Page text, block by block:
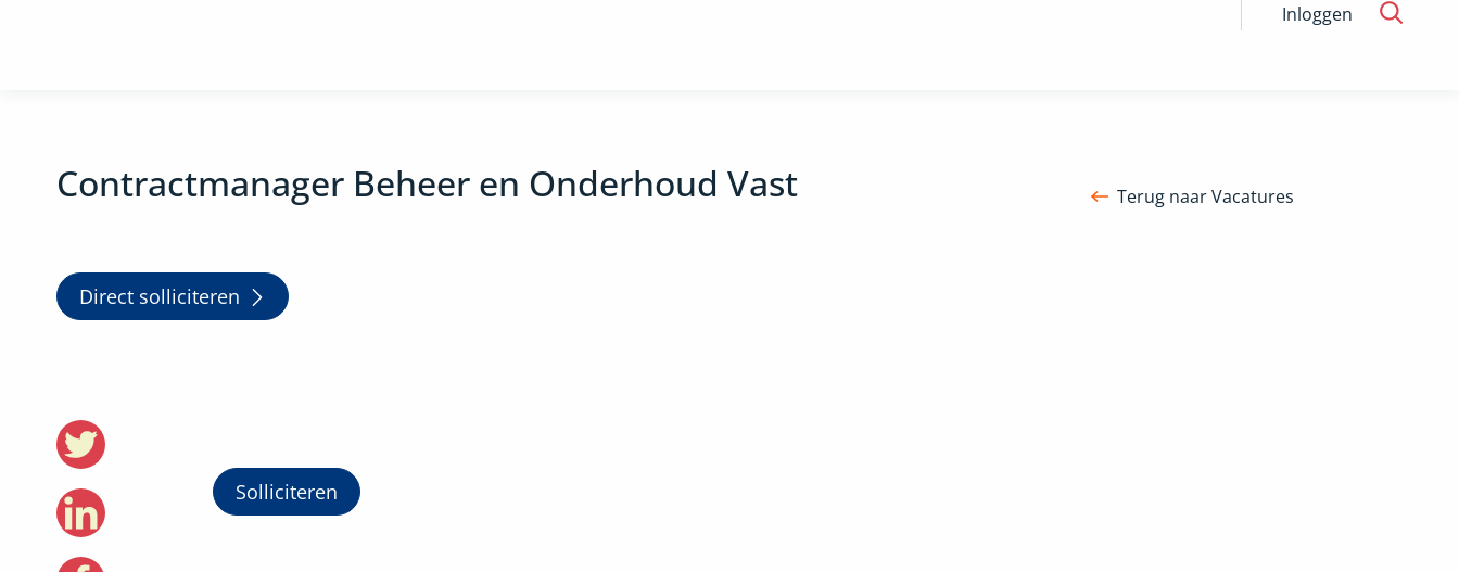
Inloggen
Contractmanager Beheer en Onderhoud Vast
Direct solliciteren
Terug naar Vacatures
Solliciteren